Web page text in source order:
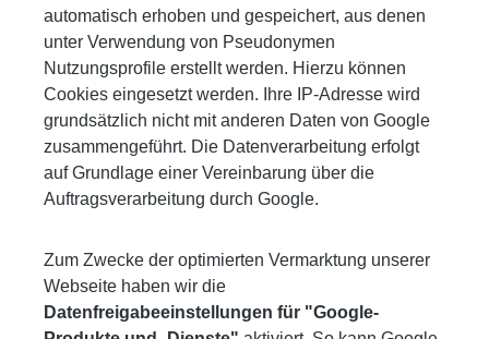
automatisch erhoben und gespeichert, aus denen
unter Verwendung von Pseudonymen
Nutzungsprofile erstellt werden. Hierzu können
Cookies eingesetzt werden. Ihre IP-Adresse wird
grundsätzlich nicht mit anderen Daten von Google
zusammengeführt. Die Datenverarbeitung erfolgt
auf Grundlage einer Vereinbarung über die
Auftragsverarbeitung durch Google.
Zum Zwecke der optimierten Vermarktung unserer
Webseite haben wir die
Datenfreigabeeinstellungen für "Google-